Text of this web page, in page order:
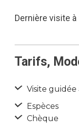
Dernière visite à
Tarifs,
Visite
Espèces
Chèque